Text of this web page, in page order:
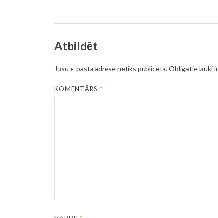
Atbildēt
Jūsu e-pasta adrese netiks publicēta.Obligātie lauki
KOMENTĀRS*